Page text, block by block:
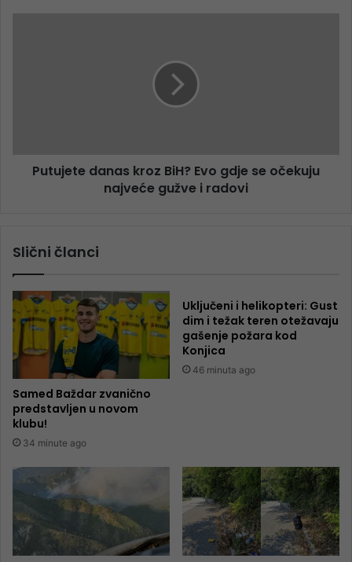
Putujete danas kroz BiH? Evo gdje se očekuju
najveće gužve i radovi
Slični članci
Samed Baždar zvanično
predstavljen u novom
klubu!
34 minute ago
Uključeni i helikopteri: Gust
dim i težak teren otežavaju
gašenje požara kod
Konjica
46 minuta ago